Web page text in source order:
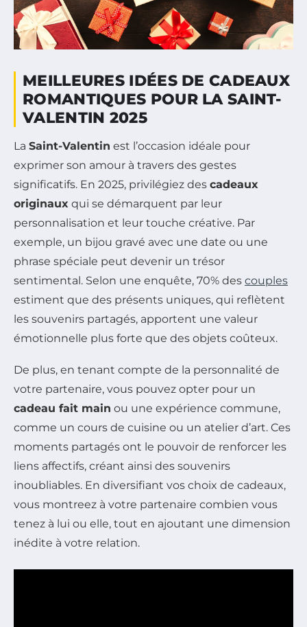
MEILLEURES IDÉES DE CADEAUX
ROMANTIQUES POUR LA SAINT-
VALENTIN 2025
La Saint-Valentin est l’occasion idéale pour
exprimer son amour à travers des gestes
significatifs. En 2025, privilégiez des cadeaux
originaux qui se démarquent par leur
personnalisation et leur touche créative. Par
exemple, un bijou gravé avec une date ou une
phrase spéciale peut devenir un trésor
sentimental. Selon une enquête, 70% des couples
estiment que des présents uniques, qui reflètent
les souvenirs partagés, apportent une valeur
émotionnelle plus forte que des objets coûteux.
De plus, en tenant compte de la personnalité de
votre partenaire, vous pouvez opter pour un
cadeau fait main ou une expérience commune,
comme un cours de cuisine ou un atelier d’art. Ces
moments partagés ont le pouvoir de renforcer les
liens affectifs, créant ainsi des souvenirs
inoubliables. En diversifiant vos choix de cadeaux,
vous montreez à votre partenaire combien vous
tenez à lui ou elle, tout en ajoutant une dimension
inédite à votre relation.